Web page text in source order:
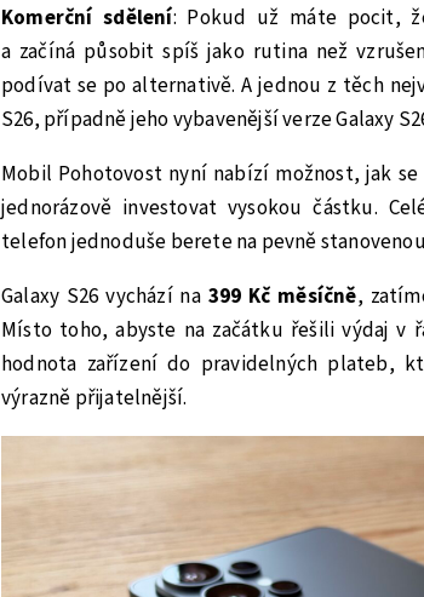
Komerční sdělení: Pokud už máte pocit,
a začíná působit spíš jako rutina než
podívat se po alternativě. A jednou z těch
S26, případně jeho vybavenější verze Galaxy
Mobil Pohotovost nyní nabízí možnost, jak
jednorázově investovat vysokou částku.
telefon jednoduše berete na pevně
Galaxy S26 vychází na 399 Kč měsíčně,
Místo toho, abyste na začátku řešili výdaj
hodnota zařízení do pravidelných plateb,
výrazně přijatelnější.